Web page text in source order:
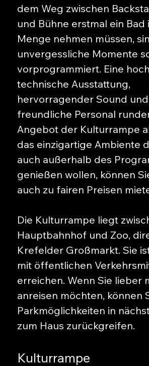
dem Weg zwischen
und Bühne erstmal ein Bad
Menge nehmen müssen,
unvergessliche Momente
vorprogrammiert. Eine
technische Ausstattung,
hervorragender Sound
freundliche Personal
Angebot der Kulturrampe
das einzigartige Ambiente
auch außerhalb des
genießen wollen, können
auch zu fairen Preisen
Die Kulturrampe liegt
Hauptbahnhof und Zoo,
Krefelder Großmarkt. Sie
mit öffentlichen
erreichen. Wenn Sie lieber
anreisen möchten, können
Parkmöglichkeiten in
zum Haus zurückgreifen.
Kulturrampe